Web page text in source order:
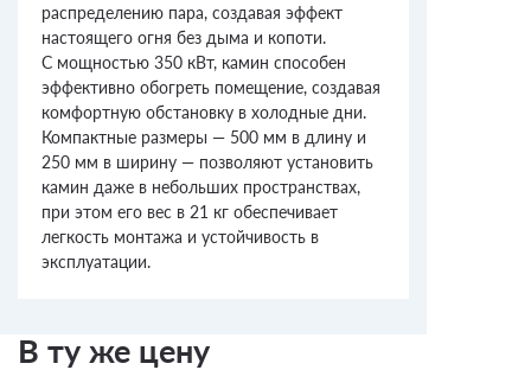
распределению пара, создавая эффект
настоящего огня без дыма и копоти.
С мощностью 350 кВт, камин способен
эффективно обогреть помещение, создавая
комфортную обстановку в холодные дни.
Компактные размеры — 500 мм в длину и
250 мм в ширину — позволяют установить
камин даже в небольших пространствах,
при этом его вес в 21 кг обеспечивает
легкость монтажа и устойчивость в
эксплуатации.
В ту же цену